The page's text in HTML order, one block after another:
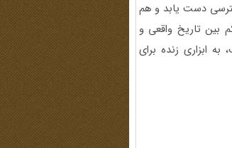
دست یابد و هم
بین تاریخ واقعی و
ابزاری زنده برای